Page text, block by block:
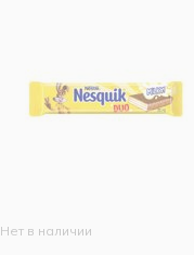
Нет в наличии